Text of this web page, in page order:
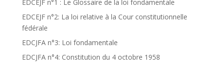
EDCEJF n°1 : Le Glossaire de la loi fondamentale
EDCEJF n°2: La loi relative à la Cour constitutionnelle
fédérale
EDCJFA n°3: Loi fondamentale
EDCJFA n°4: Constitution du 4 octobre 1958